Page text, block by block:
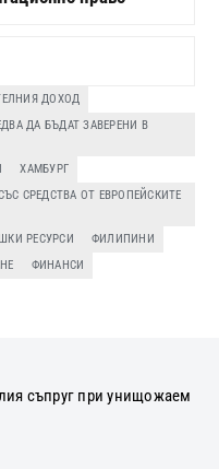
ДОХОД
ДА БЪДАТ ЗАВЕРЕНИ В
ХАМБУРГ
СРЕДСТВА ОТ ЕВРОПЕЙСКИТЕ
РЕСУРСИ
ФИЛИПИНИ
ФИНАНСИ
съпруг при унищожаем